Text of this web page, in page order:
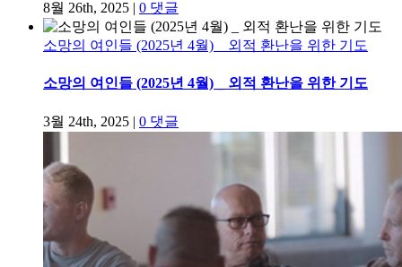
8월 26th, 2025 | 0 댓글
소망의 여인들 (2025년 4월) _ 외적 환난을 위한 기도
소망의 여인들 (2025년 4월) _ 외적 환난을 위한 기도
3월 24th, 2025 | 0 댓글